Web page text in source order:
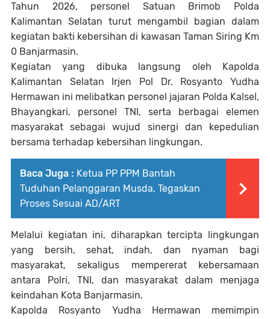
Tahun 2026, personel Satuan Brimob Polda
Kalimantan Selatan turut mengambil bagian dalam
kegiatan bakti kebersihan di kawasan Taman Siring Km
0 Banjarmasin.
Kegiatan yang dibuka langsung oleh Kapolda
Kalimantan Selatan Irjen Pol Dr. Rosyanto Yudha
Hermawan ini melibatkan personel jajaran Polda Kalsel,
Bhayangkari, personel TNI, serta berbagai elemen
masyarakat sebagai wujud sinergi dan kepedulian
bersama terhadap kebersihan lingkungan.
Baca Juga : Ketua PP PPM Bantah
Tuduhan Pelanggaran Musda, Tegaskan
Proses Sesuai AD/ART
Melalui kegiatan ini, diharapkan tercipta lingkungan
yang bersih, sehat, indah, dan nyaman bagi
masyarakat, sekaligus mempererat kebersamaan
antara Polri, TNI, dan masyarakat dalam menjaga
keindahan Kota Banjarmasin.
Kapolda Rosyanto Yudha Hermawan memimpin